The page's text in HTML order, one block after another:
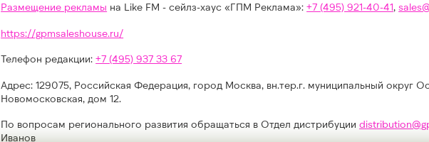
Размещение рекламы на Like FM - сейлз-хаус «ГПМ Реклама»:+7 (495) 921-40-41,
https://gpmsaleshouse.ru/
Телефон редакции:+7 (495) 937 33 67
Адрес: 129075, Российская Федерация, город Москва, вн.тер.г. муниципальный округ
Новомосковская, дом 12.
По вопросам регионального развития обращаться в Отдел дистрибуции
Иванов